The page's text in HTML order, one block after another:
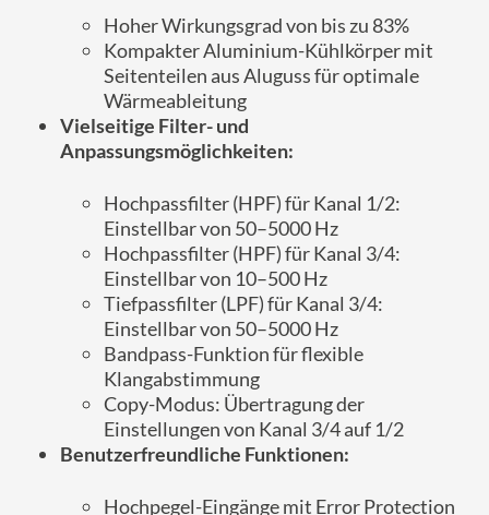
Hoher Wirkungsgrad von bis zu 83%
Kompakter Aluminium-Kühlkörper mit
Seitenteilen aus Aluguss für optimale
Wärmeableitung
Vielseitige Filter- und
Anpassungsmöglichkeiten:
Hochpassfilter (HPF) für Kanal 1/2:
Einstellbar von 50–5000 Hz
Hochpassfilter (HPF) für Kanal 3/4:
Einstellbar von 10–500 Hz
Tiefpassfilter (LPF) für Kanal 3/4:
Einstellbar von 50–5000 Hz
Bandpass-Funktion für flexible
Klangabstimmung
Copy-Modus: Übertragung der
Einstellungen von Kanal 3/4 auf 1/2
Benutzerfreundliche Funktionen:
Hochpegel-Eingänge mit Error Protection